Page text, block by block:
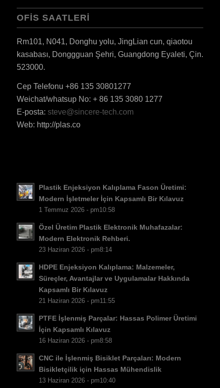
OFIS SAATLERI
Rm101, N041, Donghu yolu, JingLian cun, qiaotou
kasabası, Donggguan Şehri, Guangdong Eyaleti, Çin.
523000.
Cep Telefonu +86 135 30801277
Weichat/whatsup No: + 86 135 3080 1277
E-posta: steve@sincere-tech.com
Web: http://plas.co
Plastik Enjeksiyon Kalıplama Fason Üretimi:
Modern İşletmeler İçin Kapsamlı Bir Kılavuz
1 Temmuz 2026 - pm10:58
Özel Üretim Plastik Elektronik Muhafazalar:
Modern Elektronik Rehberi.
23 Haziran 2026 - pm8:14
HDPE Enjeksiyon Kalıplama: Malzemeler,
Süreçler, Avantajlar ve Uygulamalar Hakkında
Kapsamlı Bir Kılavuz
21 Haziran 2026 - pm11:55
PTFE İşlenmiş Parçalar: Hassas Polimer Üretimi
İçin Kapsamlı Kılavuz
16 Haziran 2026 - pm8:58
CNC ile İşlenmiş Bisiklet Parçaları: Modern
Bisikletçilik için Hassas Mühendislik
13 Haziran 2026 - pm10:40
DE
RU
NL
PL
JA
KO
PT
CS
DA
FI
RO
ES_MX